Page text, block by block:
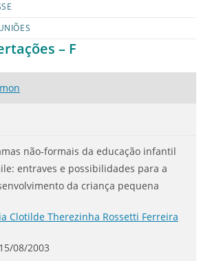
– F
não-formais da educação infantil
entraves e possibilidades para a
da criança pequena
Clotilde Therezinha Rossetti Ferreira
15/08/2003